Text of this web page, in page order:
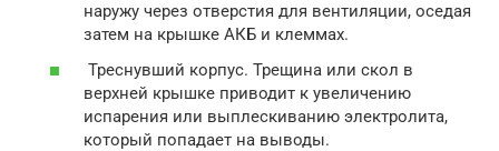
наружу через отверстия для вентиляции, оседая
затем на крышке АКБ и клеммах.
Треснувший корпус. Трещина или скол в
верхней крышке приводит к увеличению
испарения или выплескиванию электролита,
который попадает на выводы.